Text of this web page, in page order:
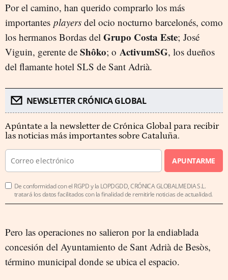
Por el camino, han querido comprarlo los más
importantes players del ocio nocturno barcelonés, como
los hermanos Bordas del Grupo Costa Este; José
Viguin, gerente de Shôko; o ActivumSG, los dueños
del flamante hotel SLS de Sant Adrià.
NEWSLETTER CRÓNICA GLOBAL
Apúntate a la newsletter de Crónica Global para recibir
las noticias más importantes sobre Cataluña.
APUNTARME
De conformidad con el RGPD y la LOPDGDD, CRÓNICA GLOBALMEDIA S.L.
tratará los datos facilitados con la finalidad de remitirle noticias de actualidad.
Pero las operaciones no salieron por la endiablada
concesión del Ayuntamiento de Sant Adrià de Besòs,
término municipal donde se ubica el espacio.